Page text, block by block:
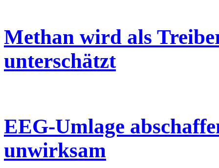
Methan wird als
unterschätzt
EEG-Umlage
unwirksam